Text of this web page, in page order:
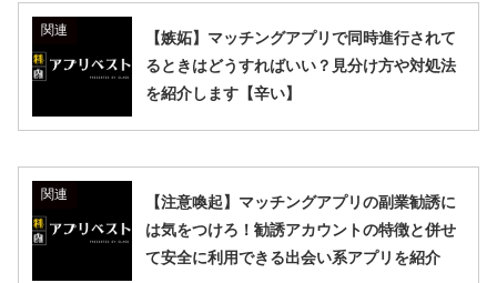
関連
【嫉妬】マッチングアプリで同時進行されて
るときはどうすればいい？見分け方や対処法
を紹介します【辛い】
関連
【注意喚起】マッチングアプリの副業勧誘に
は気をつけろ！勧誘アカウントの特徴と併せ
て安全に利用できる出会い系アプリを紹介